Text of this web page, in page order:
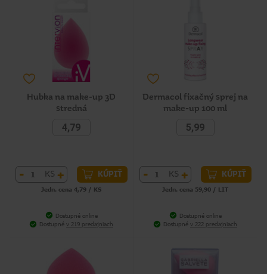
Hubka na make-up 3D
stredná
4,79
- KS + KÚPIŤ
Jedn. cena 4,79 / KS
Dostupné online
Dostupné v 219 predajniach
Dermacol fixačný sprej na
make-up 100 ml
5,99
- KS + KÚPIŤ
Jedn. cena 59,90 / LIT
Dostupné online
Dostupné v 222 predajniach